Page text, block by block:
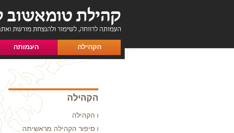
הקהילה העמותה
הקהילה
הקהילה
סיפור הקהילה מראשיתה